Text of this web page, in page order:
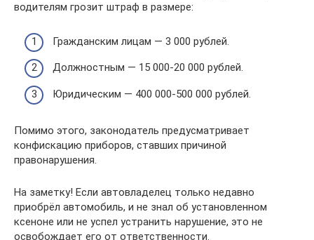
водителям грозит штраф в размере:
Гражданским лицам — 3 000 рублей.
Должностным — 15 000-20 000 рублей.
Юридическим — 400 000-500 000 рублей.
Помимо этого, законодатель предусматривает
конфискацию приборов, ставших причиной
правонарушения.
На заметку! Если автовладелец только недавно
приобрёл автомобиль, и не знал об установленном
ксеноне или не успел устранить нарушение, это не
освобождает его от ответственности.